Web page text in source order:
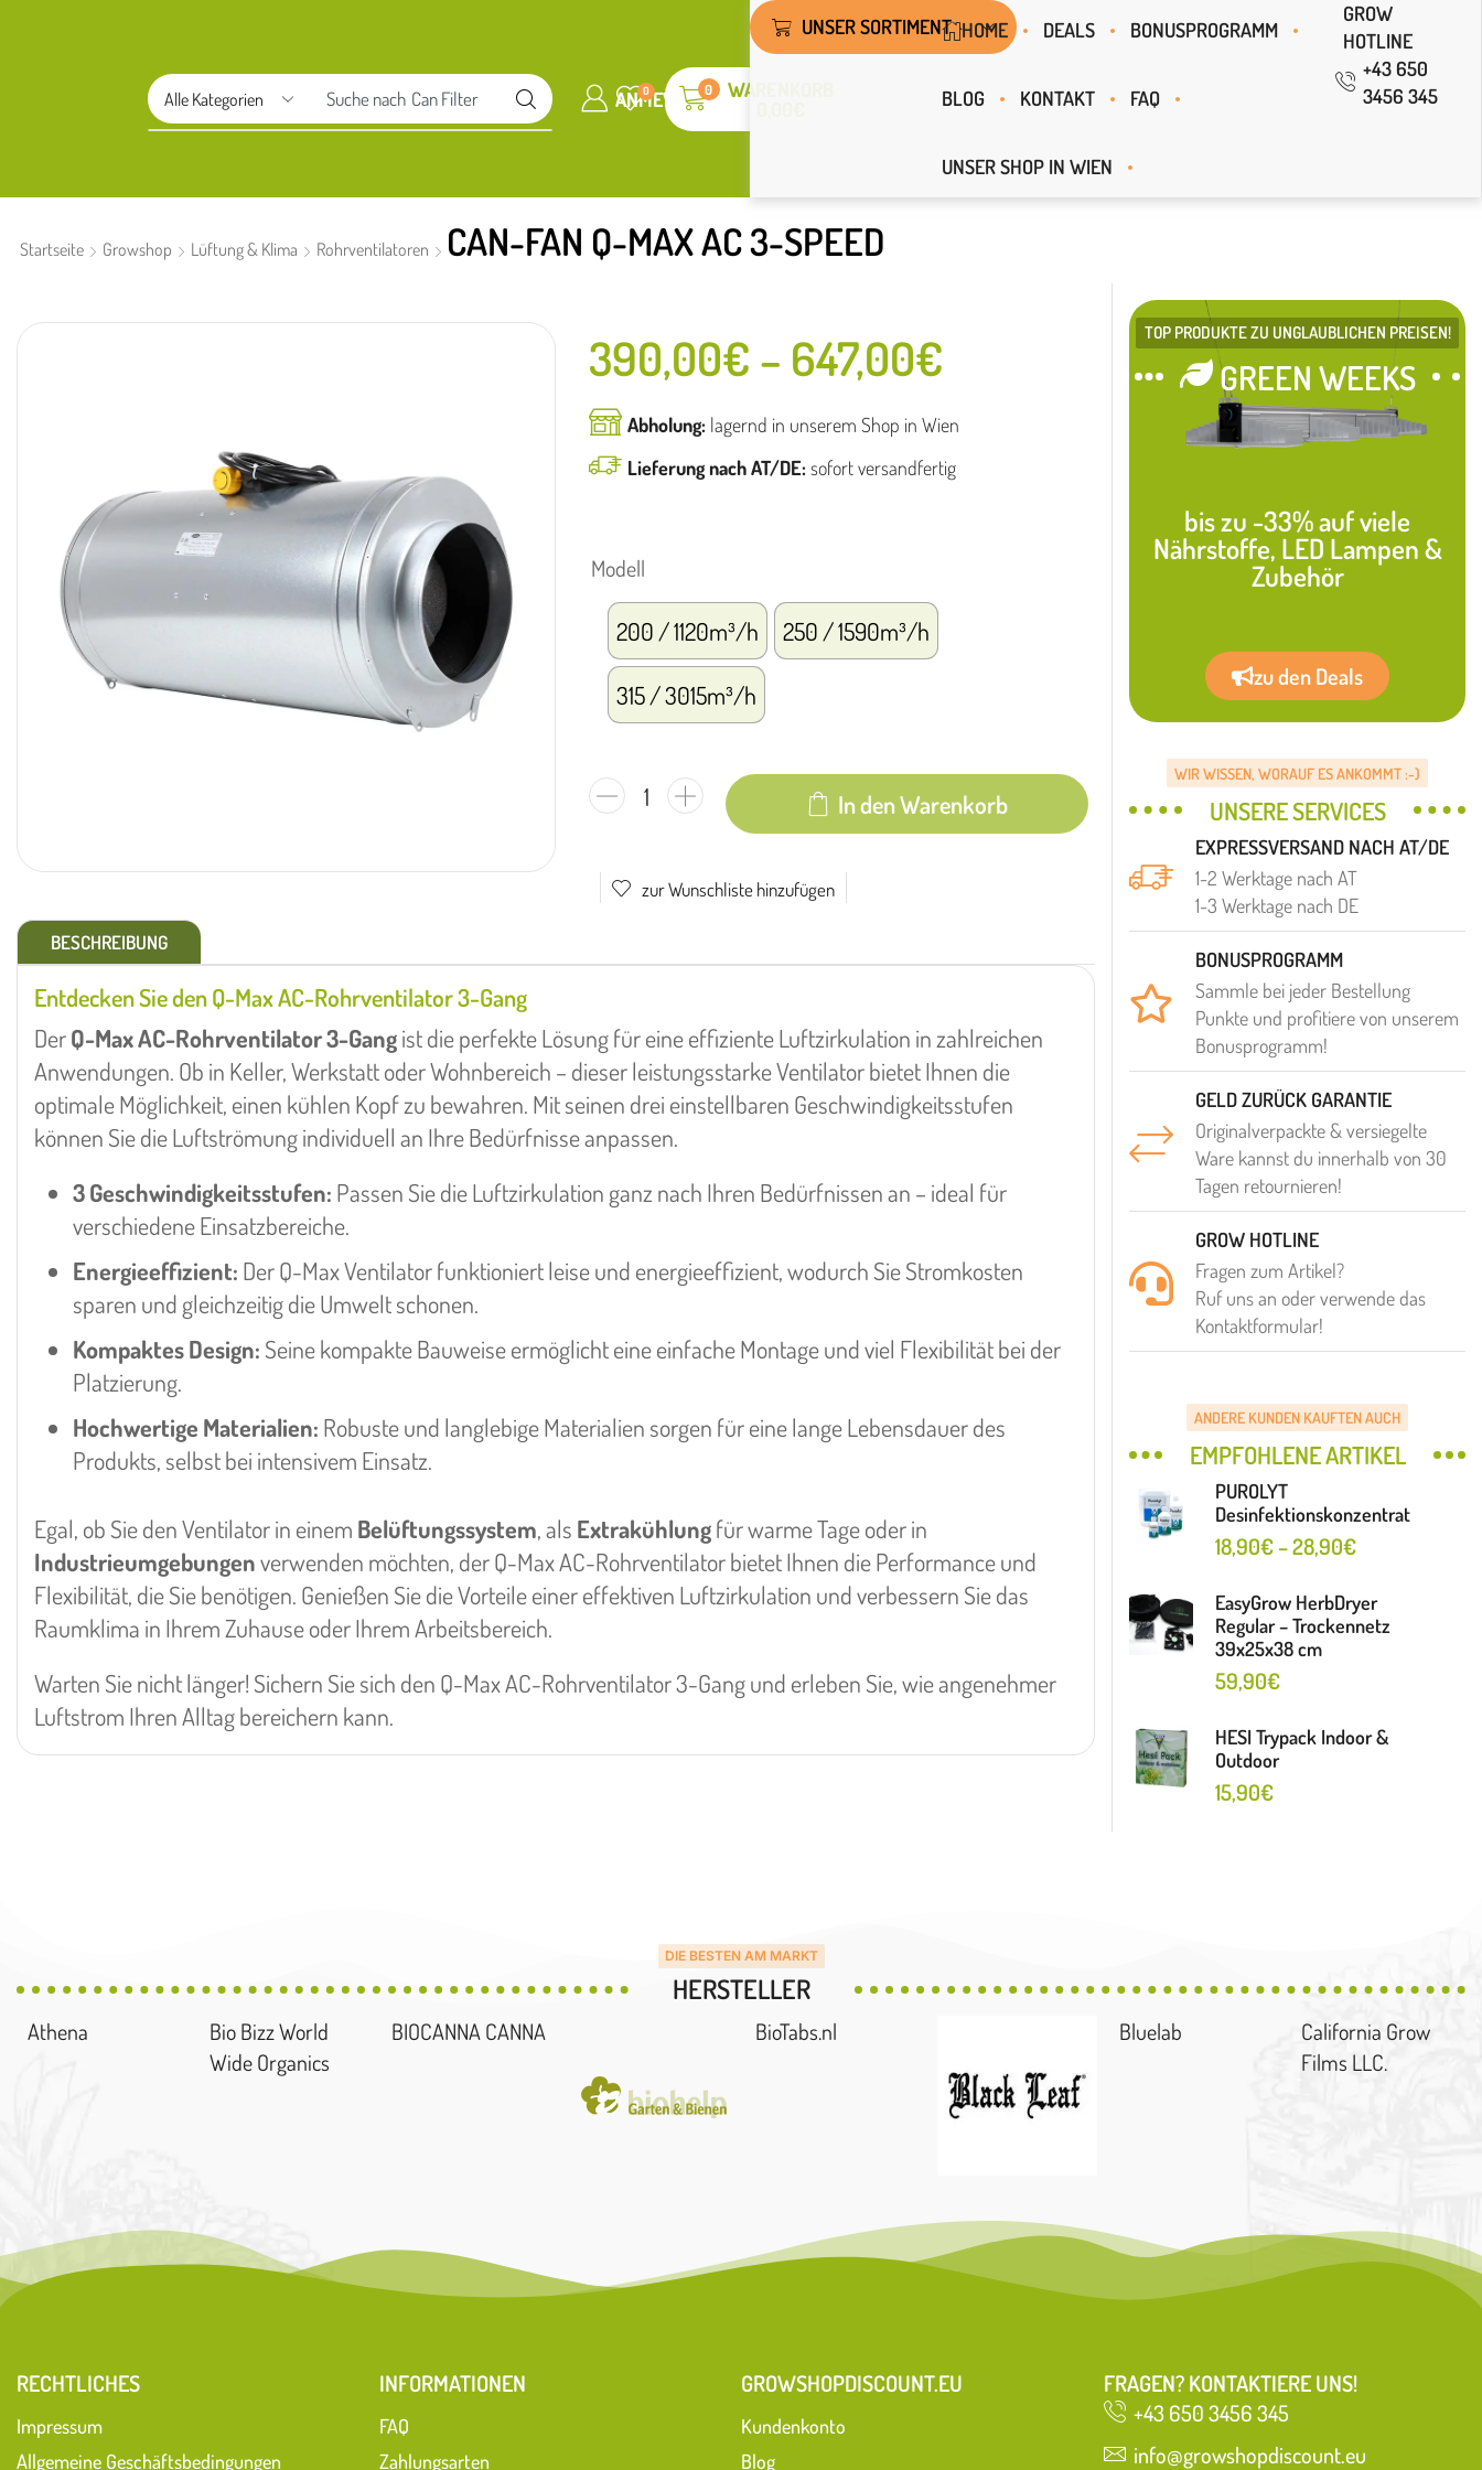
Suche nach Aptus ANMELDEN
0 WUNSCHLISTE
0
WARENKORB
UNSER SORTIMENT HOME DEALS BONUSPROGRAMM
BLOG KONTAKT FAQ
UNSER SHOP IN WIEN
GROW
HOTLINE
+43 650
3456 345
Startseite Growshop Lüftung & Klima Rohrventilatoren CAN-FAN Q-MAX AC 3-SPEED
390,00€ – 647,00€
Abholung: lagernd in unserem Shop in Wien
Lieferung nach AT/DE:sofort versandfertig
Modell
200 / 1120m³/h 250 / 1590m³/h
315 / 3015m³/h
In den Warenkorb
zur Wunschliste hinzufügen
BESCHREIBUNG
Entdecken Sie den Q-Max AC-Rohrventilator 3-Gang
DerQ-Max AC-Rohrventilator 3-Gangist die perfekte Lösung für eine effiziente Luftzirkulation in zahlreichen
Anwendungen. Ob in Keller, Werkstatt oder Wohnbereich – dieser leistungsstarke Ventilator bietet Ihnen die
optimale Möglichkeit, einen kühlen Kopf zu bewahren. Mit seinen drei einstellbaren Geschwindigkeitsstufen
können Sie die Luftströmung individuell an Ihre Bedürfnisse anpassen.
3 Geschwindigkeitsstufen: Passen Sie die Luftzirkulation ganz nach Ihren Bedürfnissen an – ideal für
verschiedene Einsatzbereiche.
Energieeffizient: Der Q-Max Ventilator funktioniert leise und energieeffizient, wodurch Sie Stromkosten
sparen und gleichzeitig die Umwelt schonen.
Kompaktes Design: Seine kompakte Bauweise ermöglicht eine einfache Montage und viel Flexibilität bei der
Platzierung.
Hochwertige Materialien: Robuste und langlebige Materialien sorgen für eine lange Lebensdauer des
Produkts, selbst bei intensivem Einsatz.
Egal, ob Sie den Ventilator in einem Belüftungssystem, als Extrakühlungfür warme Tage oder in
Industrieumgebungenverwenden möchten, der Q-Max AC-Rohrventilator bietet Ihnen die Performance und
Flexibilität, die Sie benötigen. Genießen Sie die Vorteile einer effektiven Luftzirkulation und verbessern Sie das
Raumklima in Ihrem Zuhause oder Ihrem Arbeitsbereich.
Warten Sie nicht länger! Sichern Sie sich den Q-Max AC-Rohrventilator 3-Gang und erleben Sie, wie angenehmer
Luftstrom Ihren Alltag bereichern kann.
TOP PRODUKTE ZU UNGLAUBLICHEN PREISEN!
GREEN WEEKS
bis zu -33% auf viele
Nährstoffe, LED Lampen &
Zubehör
zu den Deals
WIR WISSEN, WORAUF ES ANKOMMT :-)
UNSERE SERVICES
EXPRESSVERSAND NACH AT/DE
1-2 Werktage nach AT
1-3 Werktage nach DE
BONUSPROGRAMM
Sammle bei jeder Bestellung
Punkte und profitiere von unserem
Bonusprogramm!
GELD ZURÜCK GARANTIE
Originalverpackte & versiegelte
Ware kannst du innerhalb von 30
Tagen retournieren!
GROW HOTLINE
Fragen zum Artikel?
Ruf uns an oder verwende das
Kontaktformular!
ANDERE KUNDEN KAUFTEN AUCH
EMPFOHLENE ARTIKEL
PUROLYT
Desinfektionskonzentrat
18,90€–28,90€
EasyGrow HerbDryer
Regular – Trockennetz
39x25x38 cm
59,90€
HESI Trypack Indoor &
Outdoor
15,90€
DIE BESTEN AM MARKT
HERSTELLER
Athena
Bio Bizz World
Wide Organics
BIOCANNA CANNA BioTabs.nl Bluelab
California Grow
Films LLC.
RECHTLICHES
Impressum
Allgemeine Geschäftsbedingungen
INFORMATIONEN
FAQ
Zahlungsarten
GROWSHOPDISCOUNT.EU
Kundenkonto
Blog
FRAGEN? KONTAKTIERE UNS!
+43 650 3456 345
info@growshopdiscount.eu